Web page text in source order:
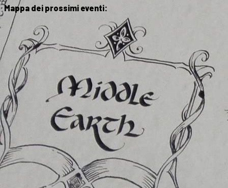
Mappa dei prossimi eventi: